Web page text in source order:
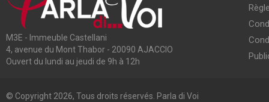
M3E - Immeuble Castellani
4, avenue du Mont Thabor - 20090 AJACCIO
Ouvert du lundi au jeudi de 9h à 12h
© Copyright 2026, Tous droits réservés. Parla di Voi